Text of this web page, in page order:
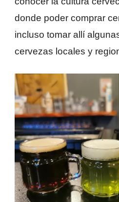
donde poder comprar
incluso tomar allí
cervezas locales y